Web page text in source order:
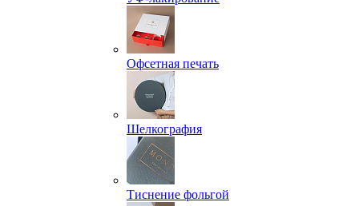
Офсетная печать
Шелкография
Тиснение фольгой